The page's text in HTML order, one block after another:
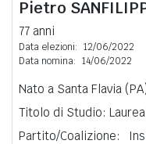
Pietro
77 anni
Data elezioni: 12/06/2022
Data nomina: 14/06/2022
Nato a Santa Flavia
Titolo di Studio:
Partito/Coalizione: